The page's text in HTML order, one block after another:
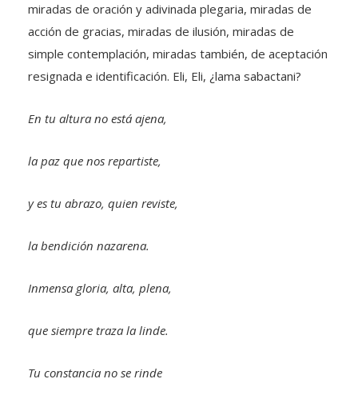
miradas de oración y adivinada plegaria, miradas de
acción de gracias, miradas de ilusión, miradas de
simple contemplación, miradas también, de aceptación
resignada e identificación. Eli, Eli, ¿lama sabactani?
En tu altura no está ajena,
la paz que nos repartiste,
y es tu abrazo, quien reviste,
la bendición nazarena.
Inmensa gloria, alta, plena,
que siempre traza la linde.
Tu constancia no se rinde